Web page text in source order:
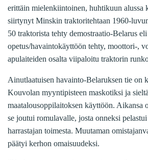
erittäin mielenkiintoinen, huhtikuun alussa
siirtynyt Minskin traktoritehtaan 1960-
50 traktorista tehty demostraatio-Belarus eli
opetus/havaintokäyttöön tehty, moottori-,
apulaiteiden osalta viipaloitu traktorin
Ainutlaatuisen havainto-Belaruksen tie on
Kouvolan myyntipisteen maskotiksi ja
maatalousoppilaitoksen käyttöön. Aikansa
se joutui romulavalle, josta onneksi
harrastajan toimesta. Muutaman
päätyi kerhon omaisuudeksi.